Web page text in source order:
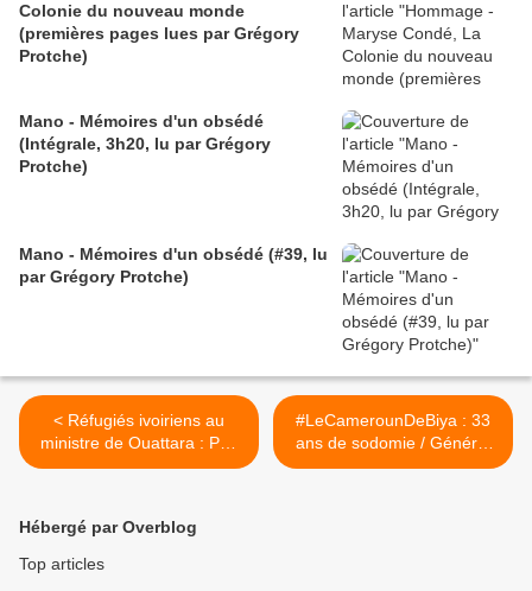
Colonie du nouveau monde
(premières pages lues par Grégory
Protche)
Mano - Mémoires d'un obsédé
(Intégrale, 3h20, lu par Grégory
Protche)
Mano - Mémoires d'un obsédé (#39, lu
par Grégory Protche)
< Réfugiés ivoiriens au
ministre de Ouattara : Pas
de retour au pays sans
#LeCamerounDeBiya : 33
ans de sodomie / Général
Valsero
Hébergé par Overblog
Top articles